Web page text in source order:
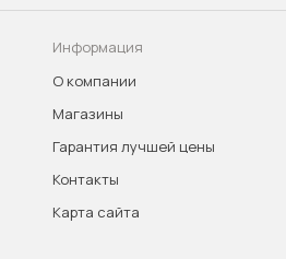
Информация
О компании
Магазины
Гарантия лучшей цены
Контакты
Карта сайта